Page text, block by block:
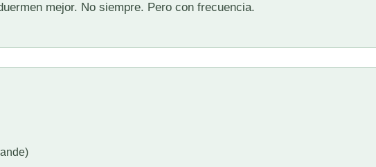
mejor. No siempre. Pero con frecuencia.